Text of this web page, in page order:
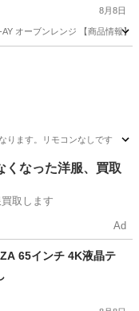
8月8日
オーブンレンジ 【商品情報】
ります。リモコンなしです
くなった洋服、買取
取します
Ad
65インチ 4K液晶テ